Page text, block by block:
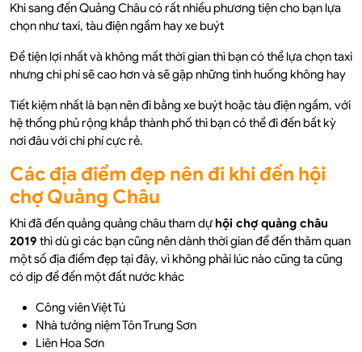
Khi sang đến Quảng Châu có rất nhiều phương tiện cho bạn lựa
chọn như taxi, tàu điện ngầm hay xe buýt
Để tiện lợi nhất và không mất thời gian thì bạn có thể lựa chọn taxi
nhưng chi phí sẽ cao hơn và sẽ gặp những tình huống không hay
Tiết kiệm nhất là bạn nên đi bằng xe buýt hoặc tàu điện ngầm, với
hệ thống phủ rộng khắp thành phố thì bạn có thể đi đến bất kỳ
nơi đâu với chi phí cực rẻ.
Các địa điểm đẹp nên đi khi đến hội
chợ Quảng Châu
Khi đã đến quảng quảng châu tham dựhội chợ quảng châu
2019 thì dù gì các bạn cũng nên dành thời gian để đến thăm quan
một số địa điểm đẹp tại đây, vì không phải lúc nào cũng ta cũng
có dịp để đến một đất nước khác
Công viên Việt Tú
Nhà tưởng niệm Tôn Trung Sơn
Liên Hoa Sơn